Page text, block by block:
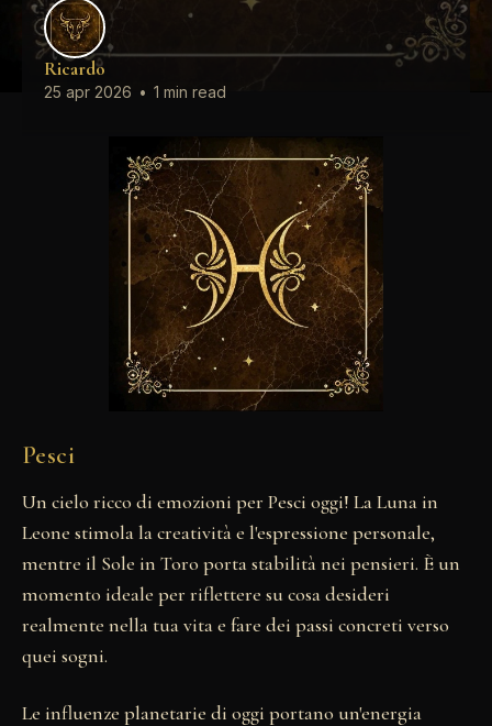
Ricardo
25 apr 2026 • 1 min read
Pesci
Un cielo ricco di emozioni per Pesci oggi! La Luna in
Leone stimola la creatività e l'espressione personale,
mentre il Sole in Toro porta stabilità nei pensieri. È un
momento ideale per riflettere su cosa desideri
realmente nella tua vita e fare dei passi concreti verso
quei sogni.
Le influenze planetarie di oggi portano un'energia